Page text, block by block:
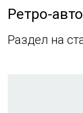
Ретро-
Раздел на